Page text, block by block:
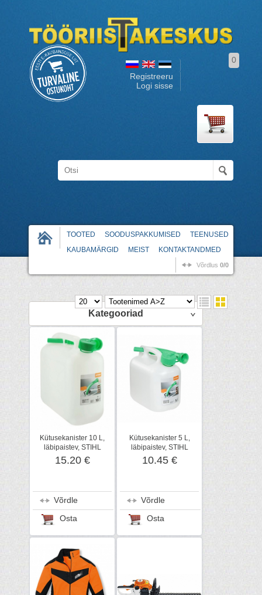
Registreeru
Logi sisse
0
TOOTED SOODUSPAKKUMISED
TEENUSED
KAUBAMÄRGID
MEIST KONTAKTANDMED
Võrdlus 0/0
Kategooriad
Kütusekanister 10 L,
läbipaistev, STIHL
15.20 €
Võrdle
Osta
Kütusekanister 5 L,
läbipaistev, STIHL
10.45 €
Võrdle
Osta